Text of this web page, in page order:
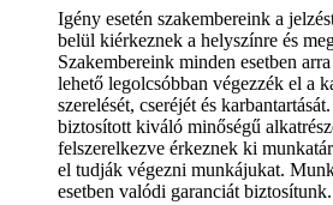
Igény esetén szakembereink a
belül kiérkeznek a helyszínre és
Szakembereink minden esetben
lehető legolcsóbban végezzék el a
szerelését, cseréjét és
biztosított kiváló minőségű
felszerelkezve érkeznek ki
el tudják végezni munkájukat.
esetben valódi garanciát biztosítunk.